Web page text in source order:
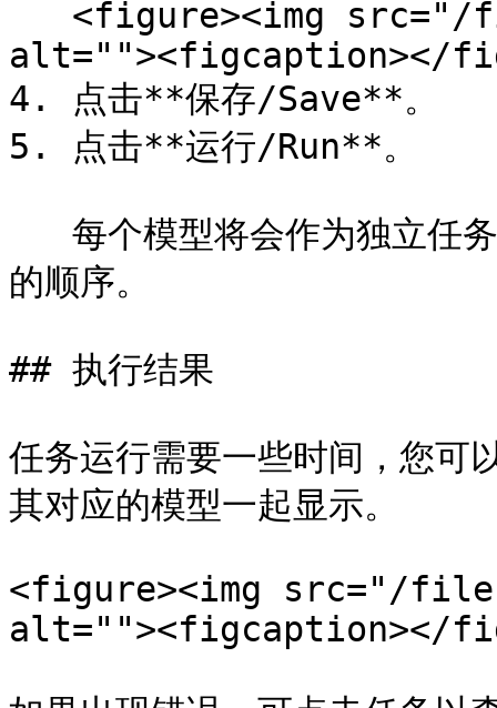
alt=""><figcaption></
4. 点击**保存/Save**。
5. 点击**运行/Run**。
的顺序。
## 执行结果
任务运行需要一些时间，您可
其对应的模型一起显示。
<figure><img src="/files/
alt=""><figcaption></